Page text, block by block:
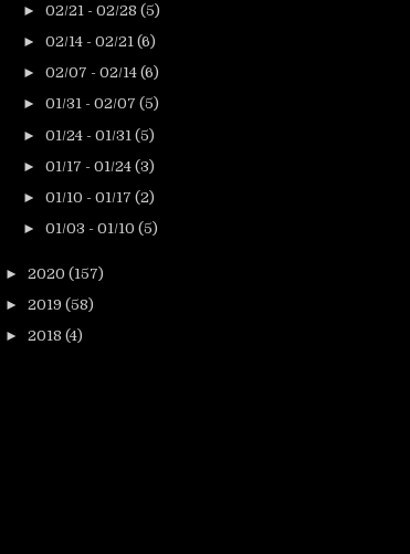
► 02/21 - 02/28 (5)
► 02/14 - 02/21 (6)
► 02/07 - 02/14 (6)
► 01/31 - 02/07 (5)
► 01/24 - 01/31 (5)
► 01/17 - 01/24 (3)
► 01/10 - 01/17 (2)
► 01/03 - 01/10 (5)
► 2020 (157)
► 2019 (58)
► 2018 (4)